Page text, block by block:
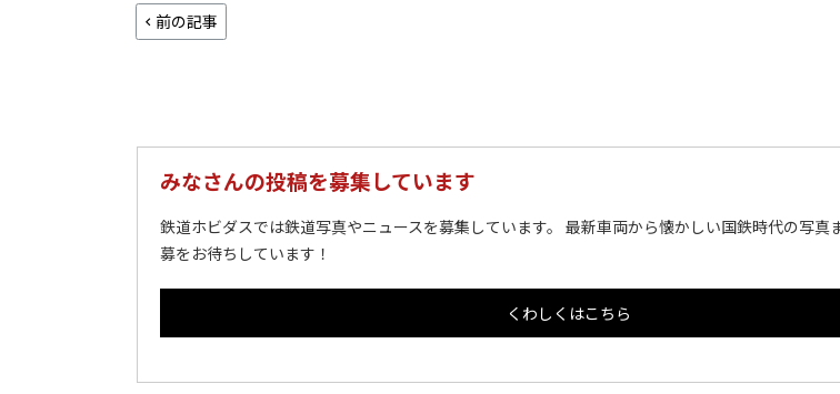
前の記事
みなさんの投稿を募集しています
鉄道ホビダスでは鉄道写真やニュースを募集しています。 最新車両から懐かしい国鉄時代の写真
募をお待ちしています！
くわしくはこちら